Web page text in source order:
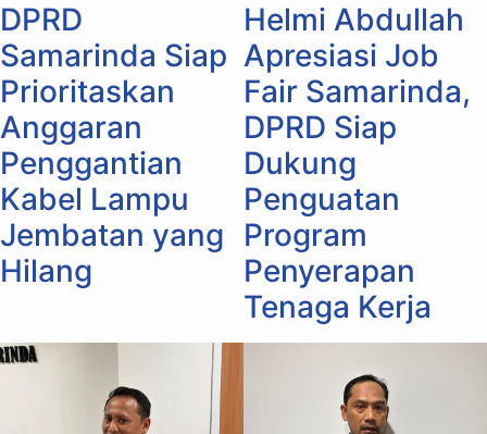
DPRD
Samarinda Siap
Prioritaskan
Anggaran
Penggantian
Kabel Lampu
Jembatan yang
Hilang
Helmi Abdullah
Apresiasi Job
Fair Samarinda,
DPRD Siap
Dukung
Penguatan
Program
Penyerapan
Tenaga Kerja